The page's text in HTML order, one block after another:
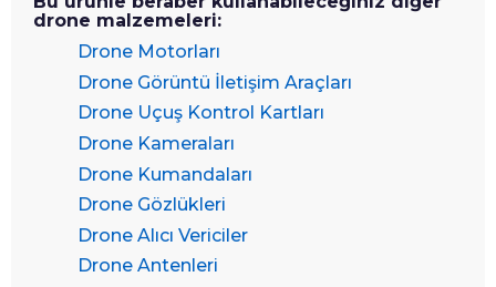
drone malzemeleri:
Drone Motorları
Drone Görüntü İletişim Araçları
Drone Uçuş Kontrol Kartları
Drone Kameraları
Drone Kumandaları
Drone Gözlükleri
Drone Alıcı Vericiler
Drone Antenleri